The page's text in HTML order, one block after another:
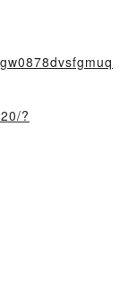
?